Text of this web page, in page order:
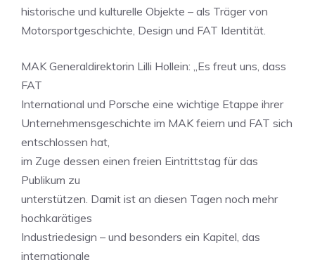
historische und kulturelle Objekte – als Träger von
Motorsportgeschichte, Design und FAT Identität.
MAK Generaldirektorin Lilli Hollein: „Es freut uns, dass
FAT
International und Porsche eine wichtige Etappe ihrer
Unternehmensgeschichte im MAK feiern und FAT sich
entschlossen hat,
im Zuge dessen einen freien Eintrittstag für das
Publikum zu
unterstützen. Damit ist an diesen Tagen noch mehr
hochkarätiges
Industriedesign – und besonders ein Kapitel, das
internationale